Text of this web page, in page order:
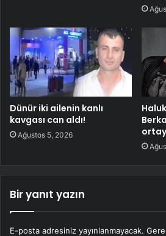
Dünür iki ailenin kanlı
kavgası can aldı!
Ağustos 5, 2026
Bir yanıt yazın
E-posta adresiniz yayınlanmayacak.